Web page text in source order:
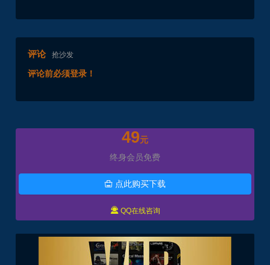
评论 抢沙发
评论前必须登录！
49元
终身会员免费
 点此购买下载
 QQ在线咨询